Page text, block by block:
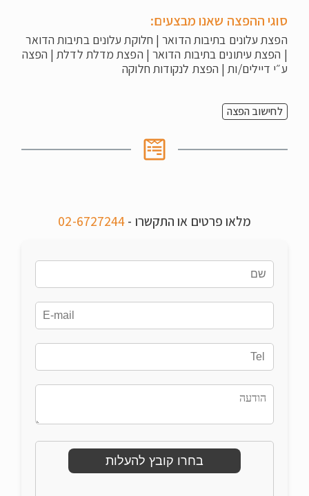
סוגי ההפצה שאנו מבצעים:
הפצת עלונים בתיבות הדואר | חלוקת עלונים בתיבות הדואר
| הפצת עיתונים בתיבות הדואר | הפצת מדלת לדלת | הפצה
ע״י דיילים/ות | הפצת לנקודות חלוקה
לחישוב הפצה
מלאו פרטים או התקשרו -02-6727244